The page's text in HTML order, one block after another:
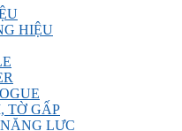
HIỆU
TỜ GẤP
LỰC